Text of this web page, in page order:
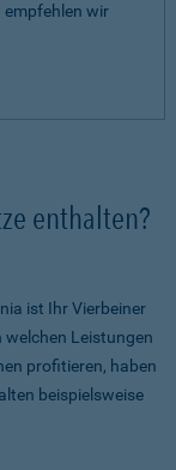
empfehlen wir
enthalten?
ist Ihr Vierbeiner
welchen Leistungen
profitieren, haben
beispielsweise